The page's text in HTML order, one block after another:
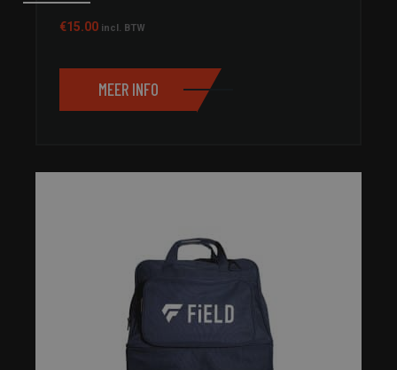
€15.00 incl. BTW
MEER INFO